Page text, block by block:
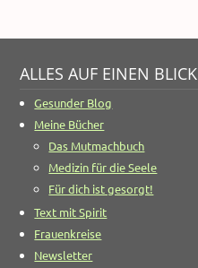
ALLES AUF EINEN BLICK
Gesunder Blog
Meine Bücher
Das Mutmachbuch
Medizin für die Seele
Für dich ist gesorgt!
Text mit Spirit
Frauenkreise
Newsletter